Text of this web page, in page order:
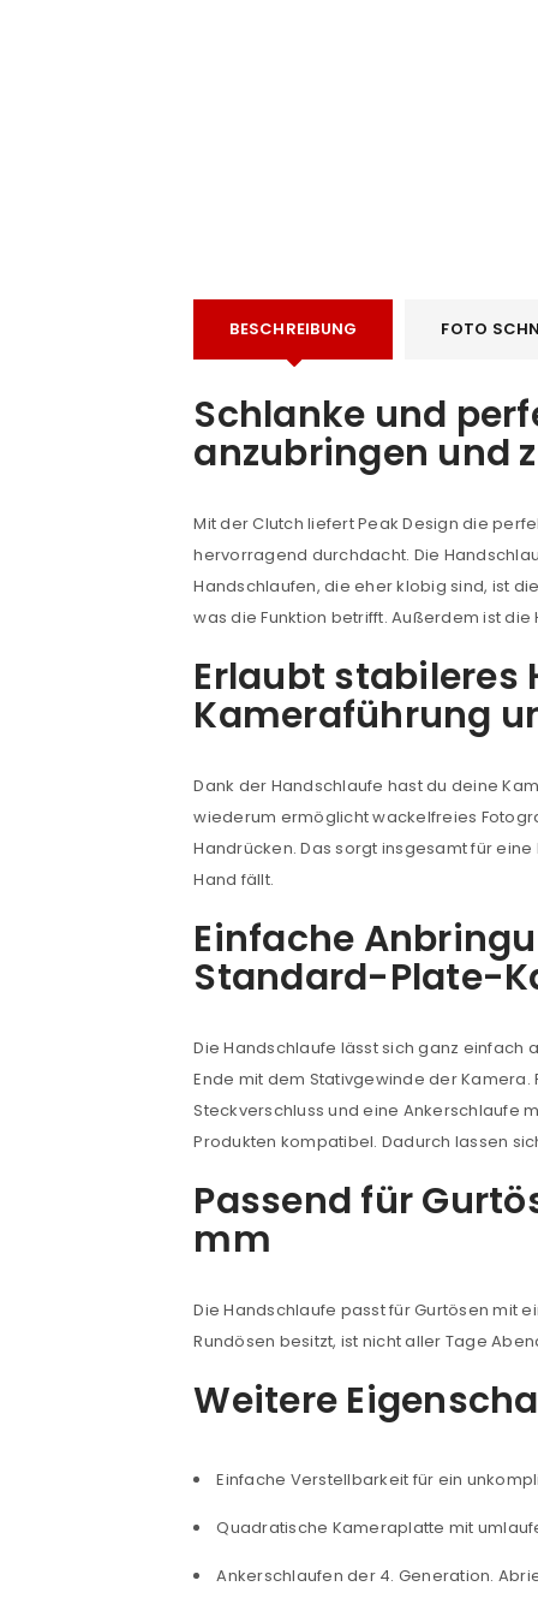
ANMELDEN
Passwort *
Anmeldeformular
PASSWORT VERGESSEN?
BESCHREIBUNG FOTO
Schlanke und
anzubringen und
Mit der Clutch liefert Peak Design die
hervorragend durchdacht. Die
Handschlaufen, die eher klobig sind, ist
was die Funktion betrifft. Außerdem ist
Erlaubt stabileres
Kameraführung
Dank der Handschlaufe hast du deine
wiederum ermöglicht wackelfreies
Handrücken. Das sorgt insgesamt für
Hand fällt.
Einfache
Standard-Plate-
Die Handschlaufe lässt sich ganz
Ende mit dem Stativgewinde der
Steckverschluss und eine Ankerschlaufe
Produkten kompatibel. Dadurch lassen
Passend für
mm
Die Handschlaufe passt für Gurtösen mit
Rundösen besitzt, ist nicht aller Tage
Weitere
Einfache Verstellbarkeit für ein
Quadratische Kameraplatte mit
Ankerschlaufen der 4. Generation.